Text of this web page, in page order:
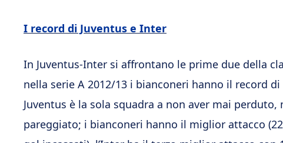
I record di Juventus e Inter
In Juventus-Inter si affrontano le prime due della
nella serie A 2012/13 i bianconeri hanno il record
Juventus è la sola squadra a non aver mai perduto,
pareggiato; i bianconeri hanno il miglior attacco